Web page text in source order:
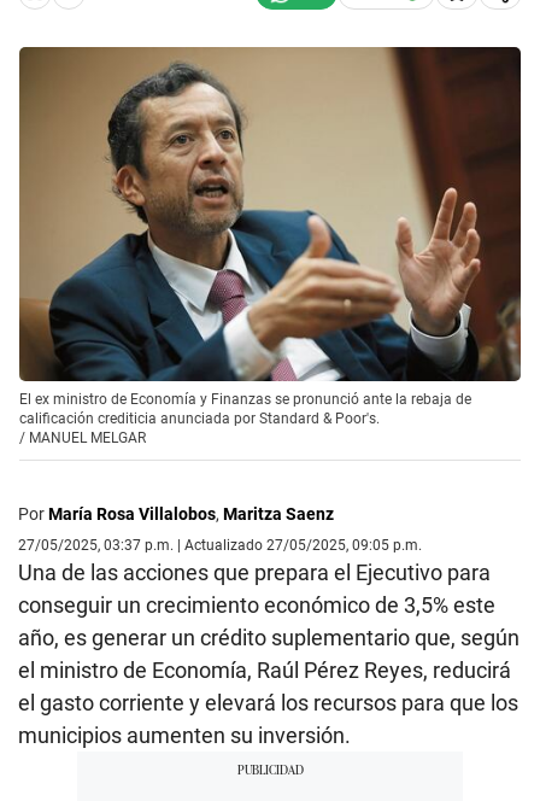
El ex ministro de Economía y Finanzas se pronunció ante la rebaja de
calificación crediticia anunciada por Standard & Poor's.
/ MANUEL MELGAR
PorMaría Rosa Villalobos, Maritza Saenz
27/05/2025, 03:37 p.m. | Actualizado 27/05/2025, 09:05 p.m.
Una de las acciones que prepara el Ejecutivo para
conseguir un crecimiento económico de 3,5% este
año, es generar un crédito suplementario que, según
el ministro de Economía, Raúl Pérez Reyes, reducirá
el gasto corriente y elevará los recursos para que los
municipios aumenten su inversión.